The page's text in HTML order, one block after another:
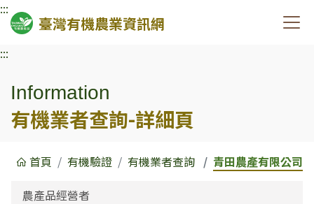
:::
臺灣有機農業資訊網
:::
Information
有機業者查詢-詳細頁
首頁 有機驗證 有機業者查詢
青田農產有限公司
農產品經營者